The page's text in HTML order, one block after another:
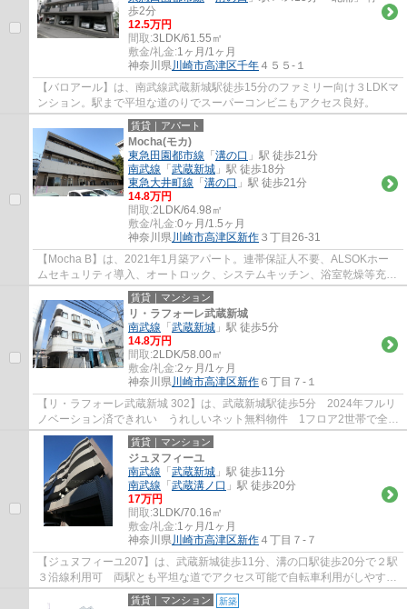
歩2分
12.5万円
間取:3LDK/61.55㎡
敷金/礼金:1ヶ月/1ヶ月
神奈川県川崎市高津区千年 ４５５-１
【バロアール】は、南武線武蔵新城駅徒歩15分のファミリー向け３LDKマ
ンション。駅まで平坦な道のりでスーパーコンビニもアクセス良好。
賃貸｜アパート
Mocha(モカ)
東急田園都市線 「 溝の口 」駅 徒歩21分
南武線 「 武蔵新城 」駅 徒歩18分
東急大井町線 「 溝の口 」駅 徒歩21分
14.8万円
間取:2LDK/64.98㎡
敷金/礼金:0ヶ月/1.5ヶ月
神奈川県川崎市高津区新作 ３丁目26-31
【Mocha B】は、2021年1月築アパート。連帯保証人不要、ALSOKホー
ムセキュリティ導入、オートロック、システムキッチン、浴室乾燥等充実
の設備が魅力の物件です。
賃貸｜マンション
リ・ラフォーレ武蔵新城
南武線 「 武蔵新城 」駅 徒歩5分
14.8万円
間取:2LDK/58.00㎡
敷金/礼金:2ヶ月/1ヶ月
神奈川県川崎市高津区新作 ６丁目７-１
【リ・ラフォーレ武蔵新城 302】は、武蔵新城駅徒歩5分 2024年フルリ
ノベーション済できれい うれしいネット無料物件 1フロア2世帯で全戸
角部屋設計 南向き角部屋 対面キッチン ...
賃貸｜マンション
ジュヌフィーユ
南武線 「 武蔵新城 」駅 徒歩11分
南武線 「 武蔵溝ノ口 」駅 徒歩20分
17万円
間取:3LDK/70.16㎡
敷金/礼金:1ヶ月/1ヶ月
神奈川県川崎市高津区新作 ４丁目７-７
【ジュヌフィーユ207】は、武蔵新城徒歩11分、溝の口駅徒歩20分で２駅
３沿線利用可 両駅とも平坦な道でアクセス可能で自転車利用がしやすい
立地、溝の口駅までバス便も運行しており、...
賃貸｜マンション 新築